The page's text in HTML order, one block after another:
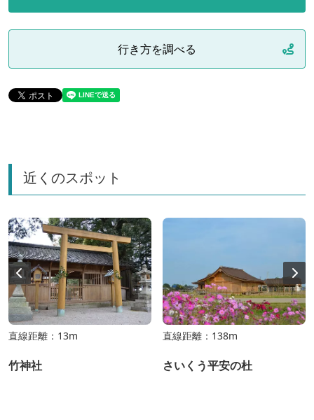
行き方を調べる
近くのスポット
直線距離：13m
竹神社
直線距離：138m
さいくう平安の杜